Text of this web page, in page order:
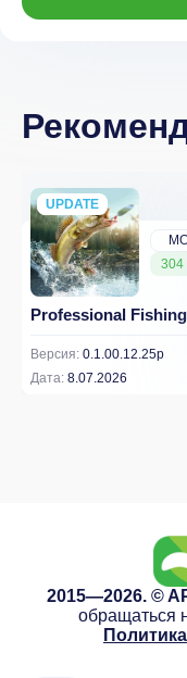
304
UPDATE
NEW
Professional
Версия: 0.1.00.12.25p
Дата: 8.07.2026
2015—2026. ©
обращаться